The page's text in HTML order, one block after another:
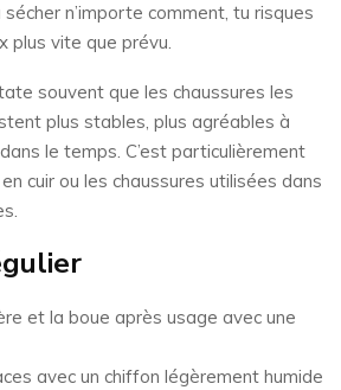
sécher n’importe comment, tu risques
plus vite que prévu.
souvent que les chaussures les
plus stables, plus agréables à
le temps. C’est particulièrement
cuir ou les chaussures utilisées dans
et la boue après usage avec une
avec un chiffon légèrement humide